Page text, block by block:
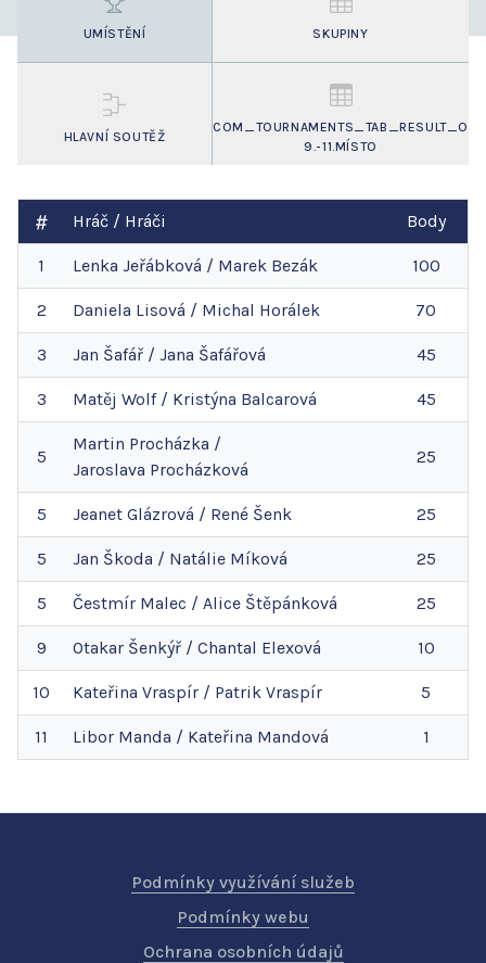
UMÍSTĚNÍ SKUPINY
HLAVNÍ SOUTĚŽ
COM_TOURNAMENTS_TAB_RESULT_O
9.-11.MÍSTO
Hráč / Hráči Body
1 Lenka Jeřábková / Marek Bezák 100
2 Daniela Lisová / Michal Horálek 70
3 Jan Šafář / Jana Šafářová 45
3 Matěj Wolf/ Kristýna Balcarová 45
5
Martin Procházka /
Jaroslava Procházková
25
5 Jeanet Glázrová / René Šenk 25
5 Jan Škoda / Natálie Míková 25
5 Čestmír Malec / Alice Štěpánková 25
9 Otakar Šenkýř / Chantal Elexová 10
10 Kateřina Vraspír / Patrik Vraspír 5
11 Libor Manda / Kateřina Mandová 1
Podmínky využívání služeb
Podmínky webu
Ochrana osobních údajů